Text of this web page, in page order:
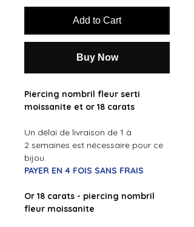
Add to Cart
Buy Now
Piercing nombril fleur serti
moissanite et or 18 carats
Un délai de livraison de 1 à
2 semaines est nécessaire pour ce
bijou.
PAYER EN 4 FOIS SANS FRAIS
Or 18 carats - piercing nombril
fleur moissanite